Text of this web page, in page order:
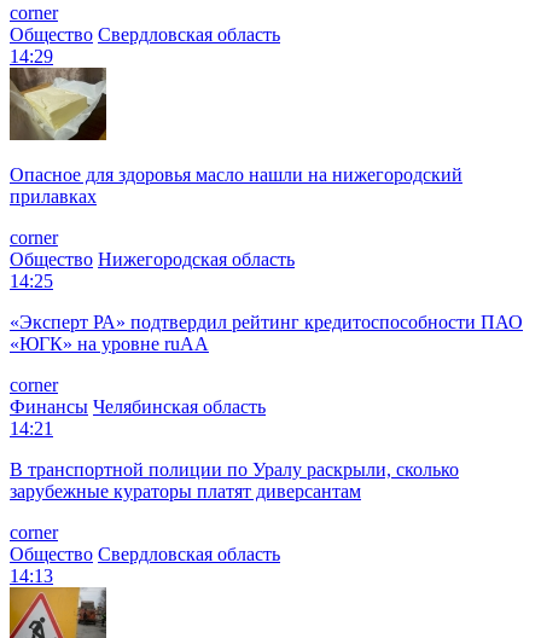
corner
Общество Свердловская область
14:29
Опасное для здоровья масло нашли на нижегородский
прилавках
corner
Общество Нижегородская область
14:25
«Эксперт РА» подтвердил рейтинг кредитоспособности ПАО
«ЮГК» на уровне ruAА
corner
Финансы Челябинская область
14:21
В транспортной полиции по Уралу раскрыли, сколько
зарубежные кураторы платят диверсантам
corner
Общество Свердловская область
14:13